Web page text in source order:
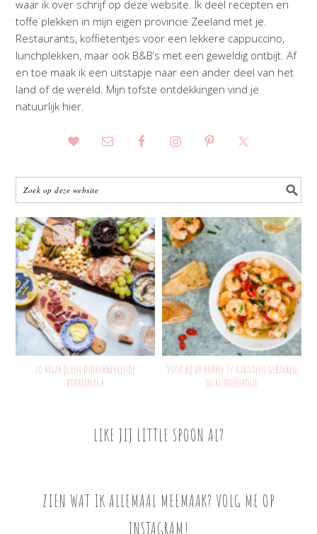
waar ik over schrijf op deze website. Ik deel recepten en
toffe plekken in mijn eigen provincie Zeeland met je.
Restaurants, koffietentjes voor een lekkere cappuccino,
lunchplekken, maar ook B&B’s met een geweldig ontbijt. Af
en toe maak ik een uitstapje naar een ander deel van het
land of de wereld. Mijn tofste ontdekkingen vind je
natuurlijk hier.
Zo maak je een indrukwekkende
borrelplank
Voor bij de borrel // Garnalen gebakken
in knoflookolie
LIKE JIJ LITTLE SPOON AL?
ZIEN WAT IK ALLEMAAL MEEMAAK? VOLG ME OP
INSTAGRAM!